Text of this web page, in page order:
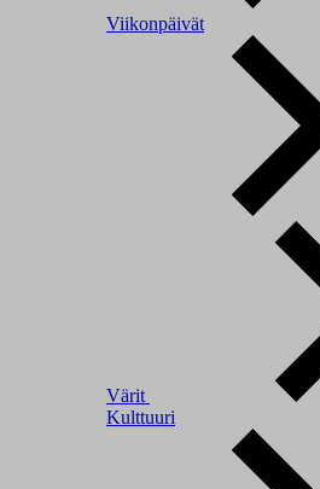
Viikonpäivät
Värit
Kulttuuri